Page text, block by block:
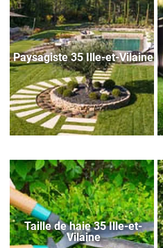
Paysagiste 35 Ille-et-Vilaine
Taille de haie 35 Ille-et-
Vilaine